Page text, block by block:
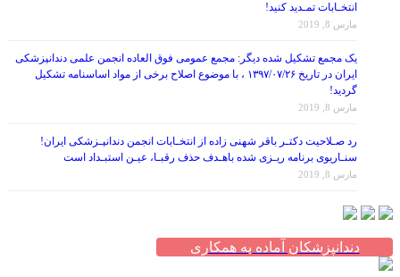
انتخـابات تمـدید کنید!
مارس 8, 2019
یک مجمع تشکیل شده دیگر: مجمع عمومی فوق العاده انجمن علمی دندانپزشکی
ایران در تاریخ ۱۳۹۷/۰۷/۲۶ ، با موضوع اصلاح برخی از مواد اساسنامه تشکیل
گردید!
مارس 8, 2019
رد صـلاحیت دکتـر باقر شهنی زاده از انتخـابات انجمن دندانپـزشکی ایران!
سنـاریوی برنامه ریـزی شده باهـدف حذف رقبـا، عیـن استبـداد است
مارس 8, 2019
دندانپزشکان آماده به همکاری